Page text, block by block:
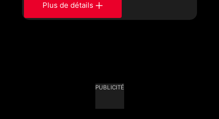
Plus de détails
PUBLICITÉ